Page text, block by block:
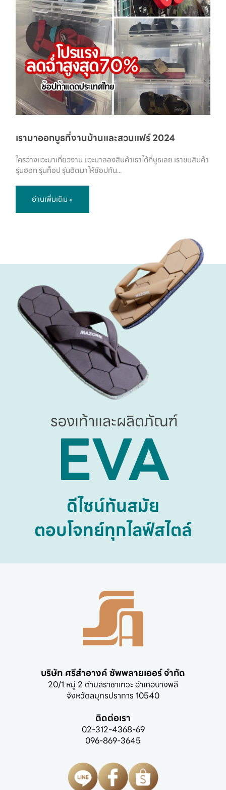
เรามาออกบูธที่งานบ้านและสวนแฟร์ 2024
ใครว่างแวะมาเที่ยวงาน แวะมาลองสินค้าเราได้ที่บูธเลย เราขนสินค้า
รุ่นฮอท รุ่นท็อป รุ่นฮิตมาให้ช้อปกัน...
อ่านเพิ่มเติม »
รองเท้าและผลิตภัณฑ์
EVA
ดีไซน์ทันสมัย
ตอบโจทย์ทุกไลฟ์สไตล์
บริษัท ศรีสำอางค์ ซัพพลายเออร์ จำกัด
20/1 หมู่ 2 ตำบลราชาเทวะ อำเภอบางพลี
จังหวัดสมุทรปราการ 10540
ติดต่อเรา
02-312-4368-69
096-869-3645